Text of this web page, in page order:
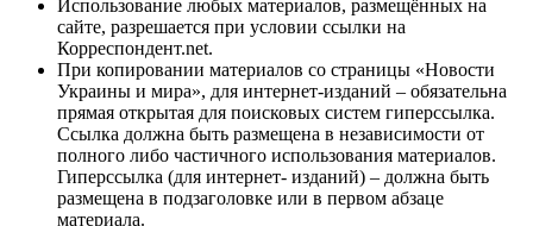
Использование любых материалов, размещённых на
сайте, разрешается при условии ссылки на
Корреспондент.net.
При копировании материалов со страницы «Новости
Украины и мира», для интернет-изданий – обязательна
прямая открытая для поисковых систем гиперссылка.
Ссылка должна быть размещена в независимости от
полного либо частичного использования материалов.
Гиперссылка (для интернет- изданий) – должна быть
размещена в подзаголовке или в первом абзаце
материала.